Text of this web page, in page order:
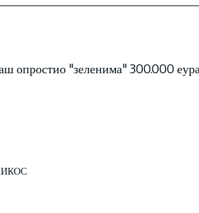
опростио "зеленима" 300.000